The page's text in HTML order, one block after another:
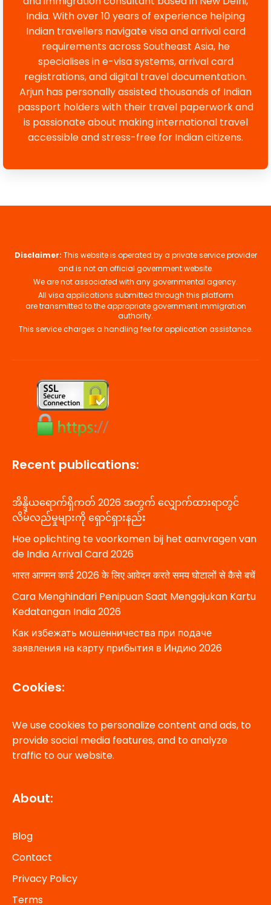
India. With over 10 years of experience helping
Indian travellers navigate visa and arrival card
requirements across Southeast Asia, he
specialises in e-visa systems, arrival card
registrations, and digital travel documentation.
Arjun has personally assisted thousands of Indian
passport holders with their travel paperwork and
is passionate about making international travel
accessible and stress-free for Indian citizens.
Recent publications:
အိန္ဒိယရောက်ရှိကတ် 2026 အတွက် လျှောက်ထားရာတွင်
လိမ်လည်မှုများကို ရှောင်ရှားနည်း
Hoe oplichting te voorkomen bij het aanvragen van
de India Arrival Card 2026
भारत आगमन कार्ड 2026 के लिए आवेदन करते समय घोटालों से कैसे बचें
Cara Menghindari Penipuan Saat Mengajukan Kartu
Kedatangan India 2026
Как избежать мошенничества при подаче
заявления на карту прибытия в Индию 2026
Cookies:
We use cookies to personalize content and ads, to
provide social media features, and to analyze
traffic to our website.
About:
Blog
Contact
Privacy Policy
Terms